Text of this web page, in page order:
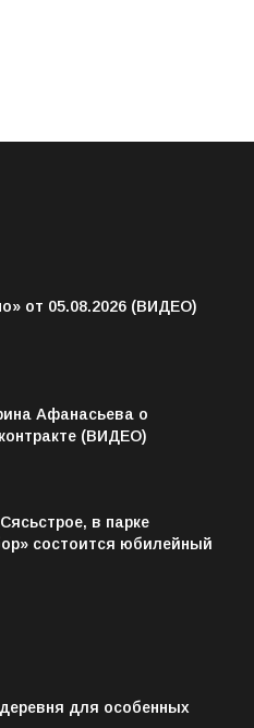
от 05.08.2026 (ВИДЕО)
Афанасьева о
в парке